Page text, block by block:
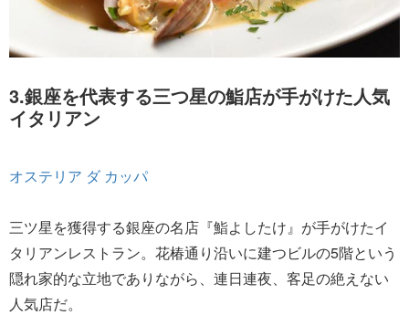
3.銀座を代表する三つ星の鮨店が手がけた人気
イタリアン
オステリア ダ カッパ
三ツ星を獲得する銀座の名店『鮨よしたけ』が手がけたイ
タリアンレストラン。花椿通り沿いに建つビルの5階という
隠れ家的な立地でありながら、連日連夜、客足の絶えない
人気店だ。